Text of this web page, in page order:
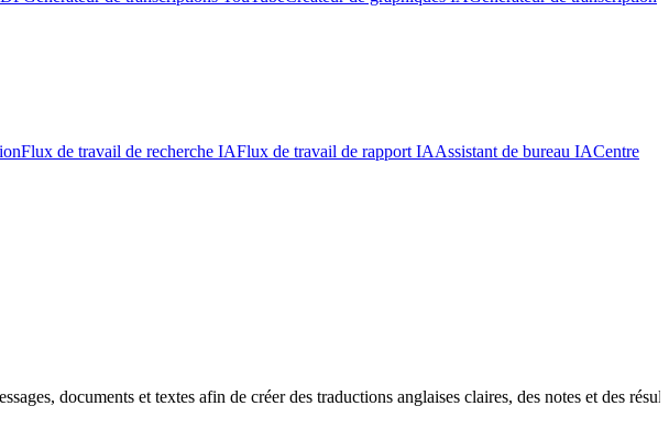
Flux de travail de recherche IAFlux de travail de rapport IAAssistant de bureau IACentre
documents et textes afin de créer des traductions anglaises claires, des notes et des